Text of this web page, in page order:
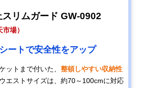
リムガード GW-0902
場）
ートで安全性をアップ
ットまで付いた、 整頓しやすい収納性
エストサイズは、約70～100cmに対応